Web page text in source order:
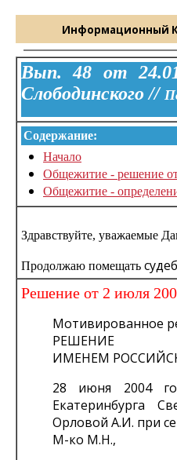
Информационный
Вып. 48 от
Слободинского //
Содержание:
Начало
Общежитие - решение
Общежитие -
Здравствуйте, уважаемые
Продолжаю помещать
Решение от 2 июля
Мотивированное
РЕШЕНИЕ
ИМЕНЕМ
28 июня 2004
Екатеринбурга
Орловой А.И. при
М-ко М.Н.,